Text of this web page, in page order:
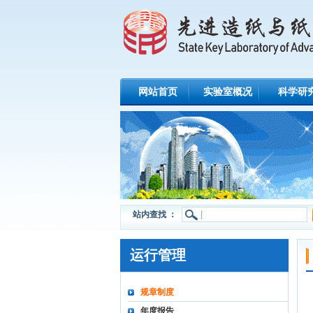
网站首页 实验室概况 科学研
站内查找 ：
运行管理
规章制度
年度报告